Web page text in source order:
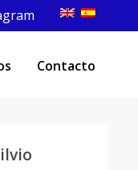
Contacto